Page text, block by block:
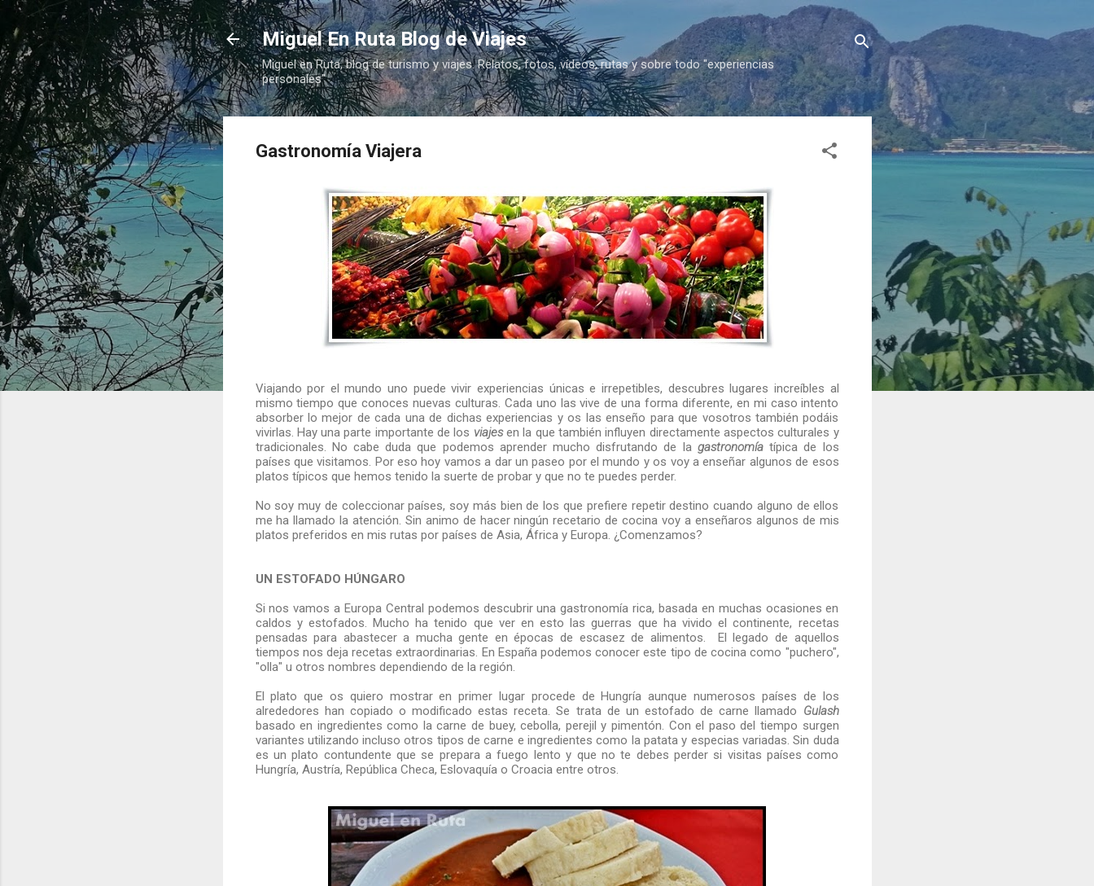
Ir al contenido principal
Miguel En Ruta Blog de Viajes
Miguel en Ruta, blog de turismo y viajes. Relatos, fotos, vídeos, rutas y sobre todo "experiencias
personales"
Gastronomía Viajera
Viajando por el mundo uno puede vivir experiencias únicas e irrepetibles, descubres lugares increíbles al
mismo tiempo que conoces nuevas culturas. Cada uno las vive de una forma diferente, en mi caso intento
absorber lo mejor de cada una de dichas experiencias y os las enseño para que vosotros también podáis
vivirlas. Hay una parte importante de los viajesen la que también influyen directamente aspectos culturales y
tradicionales. No cabe duda que podemos aprender mucho disfrutando de la gastronomíatípica de los
países que visitamos. Por eso hoy vamos a dar un paseo por el mundo y os voy a enseñar algunos de esos
platos típicos que hemos tenido la suerte de probar y que no te puedes perder.
No soy muy de coleccionar países, soy más bien de los que prefiere repetir destino cuando alguno de ellos
me ha llamado la atención. Sin animo de hacer ningún recetario de cocina voy a enseñaros algunos de mis
platos preferidos en mis rutas por países de Asia, África y Europa. ¿Comenzamos?
UN ESTOFADO HÚNGARO
Si nos vamos a Europa Central podemos descubrir una gastronomía rica, basada en muchas ocasiones en
caldos y estofados. Mucho ha tenido que ver en esto las guerras que ha vivido el continente, recetas
pensadas para abastecer a mucha gente en épocas de escasez de alimentos. El legado de aquellos
tiempos nos deja recetas extraordinarias. En España podemos conocer este tipo de cocina como "puchero",
"olla" u otros nombres dependiendo de la región.
El plato que os quiero mostrar en primer lugar procede de Hungría aunque numerosos países de los
alrededores han copiado o modificado estas receta. Se trata de un estofado de carne llamado Gulash
basado en ingredientes como la carne de buey, cebolla, perejil y pimentón. Con el paso del tiempo surgen
variantes utilizando incluso otros tipos de carne e ingredientes como la patata y especias variadas. Sin duda
es un plato contundente que se prepara a fuego lento y que no te debes perder si visitas países como
Hungría, Austría, República Checa, Eslovaquía o Croacia entre otros.